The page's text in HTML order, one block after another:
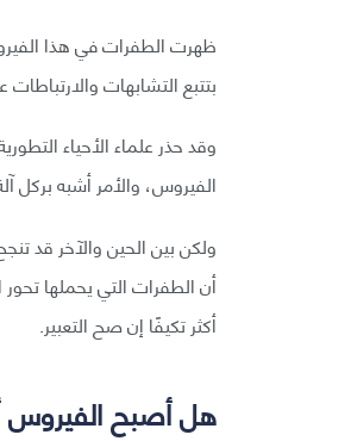
ظهرت الطفرات في هذا
بتتبع التشابهات
وقد حذر علماء الأحياء
الفيروس، والأمر أشبه بركل
ولكن بين الحين والآخر قد
أكثر تكيفًا إن صح التعبير.
هل أصبح الفيروس